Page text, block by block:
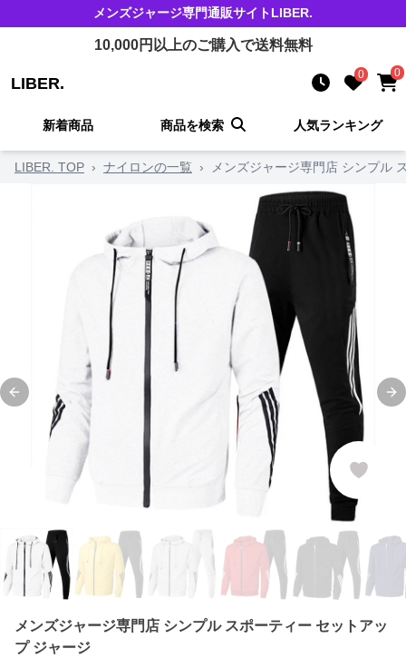
メンズジャージ専門通販サイトLIBER.
10,000円以上のご購入で送料無料
LIBER. 0 0
新着商品 商品を検索 人気ランキング
LIBER. TOP › ナイロンの一覧 › メンズジャージ専門店 シンプル
Previous slide
メンズジャージ専門店 シンプル スポーティー セットアッ
プ ジャージ